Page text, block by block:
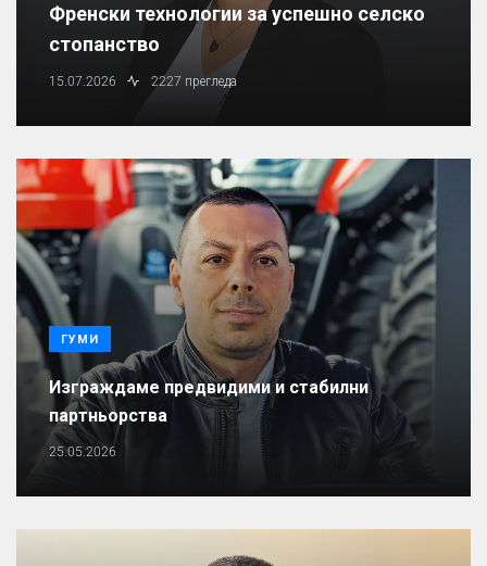
Френски технологии за успешно селско
стопанство
15.07.2026 2227 прегледа
ГУМИ
Изграждаме предвидими и стабилни
партньорства
25.05.2026